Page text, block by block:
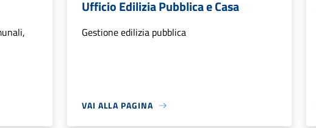
Ufficio Edilizia Pubblica e Casa
Gestione edilizia pubblica
VAI ALLA PAGINA